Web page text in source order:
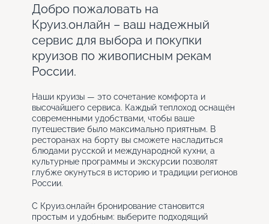
Добро пожаловать на
Круиз.онлайн – ваш надежный
сервис для выбора и покупки
круизов по живописным рекам
России.
Наши круизы — это сочетание комфорта и
высочайшего сервиса. Каждый теплоход оснащён
современными удобствами, чтобы ваше
путешествие было максимально приятным. В
ресторанах на борту вы сможете насладиться
блюдами русской и международной кухни, а
культурные программы и экскурсии позволят
глубже окунуться в историю и традиции регионов
России.
С Круиз.онлайн бронирование становится
простым и удобным: выберите подходящий